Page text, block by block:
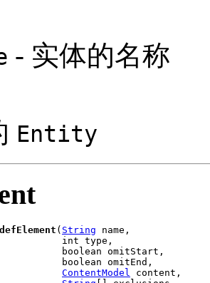
- 实体的名称
Entity
defElement ( String name,
int type,
boolean omitStart,
boolean omitEnd,
ContentModel content,